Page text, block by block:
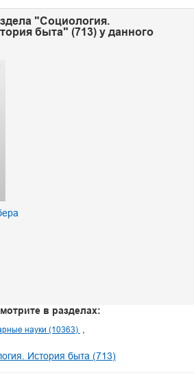
"Социология.
быта" (713) у данного
в разделах:
науки (10363)
История быта (713)